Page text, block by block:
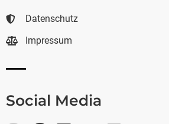
Datenschutz
Impressum
Social Media